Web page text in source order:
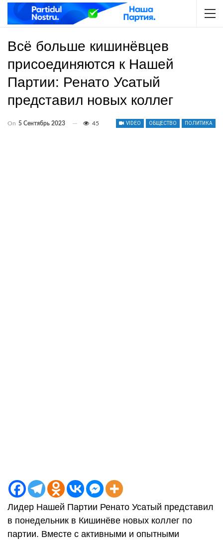
Всё больше кишинёвцев
присоединяются к Нашей
Партии: Ренато Усатый
представил новых коллег
VIDEO ОБЩЕСТВО ПОЛИТИКА
On 5 Сентябрь 2023 45
Лидер Нашей Партии Ренато Усатый представил
в понедельник в Кишинёве новых коллег по
партии. Вместе с активными и опытными